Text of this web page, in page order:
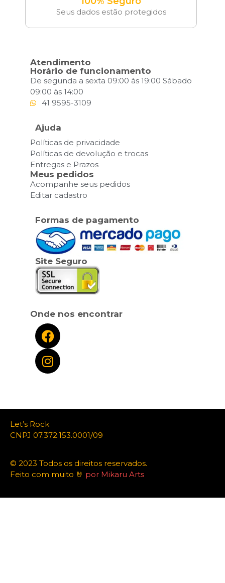
Seus dados estão protegidos
Atendimento
Horário de funcionamento
De segunda a sexta 09:00 às 19:00 Sábado
09:00 às 14:00
41 9595-3109
Ajuda
Políticas de privacidade
Políticas de devolução e trocas
Entregas e Prazos
Meus pedidos
Acompanhe seus pedidos
Editar cadastro
Formas de pagamento
Site Seguro
Onde nos encontrar
Let’s Rock
CNPJ 07.372.153.0001/09
© 2023 Todos os direitos reservados.
Feito com muito 🤘 por Mikaru Arts